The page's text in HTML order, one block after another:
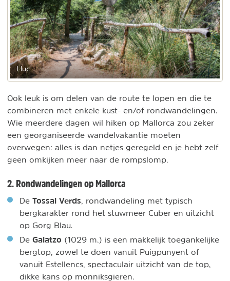
Lluc
Ook leuk is om delen van de route te lopen en die te
combineren met enkele kust- en/of rondwandelingen.
Wie meerdere dagen wil hiken op Mallorca zou zeker
een georganiseerde wandelvakantie moeten
overwegen: alles is dan netjes geregeld en je hebt zelf
geen omkijken meer naar de rompslomp.
2. Rondwandelingen op Mallorca
De Tossal Verds , rondwandeling met typisch
bergkarakter rond het stuwmeer Cuber en uitzicht
op Gorg Blau.
De Galatzo (1029 m.) is een makkelijk toegankelijke
bergtop, zowel te doen vanuit Puigpunyent of
vanuit Estellencs, spectaculair uitzicht van de top,
dikke kans op monniksgieren.